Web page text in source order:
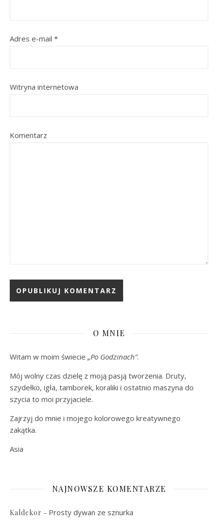
Adres e-mail *
Witryna internetowa
Komentarz
O MNIE
Witam w moim świecie „Po Godzinach”.
Mój wolny czas dzielę z moją pasją tworzenia. Druty,
szydełko, igła, tamborek, koraliki i ostatnio maszyna do
szycia to moi przyjaciele.
Zajrzyj do mnie i mojego kolorowego kreatywnego
zakątka.
Asia
NAJNOWSZE KOMENTARZE
Kaldekor - Prosty dywan ze sznurka